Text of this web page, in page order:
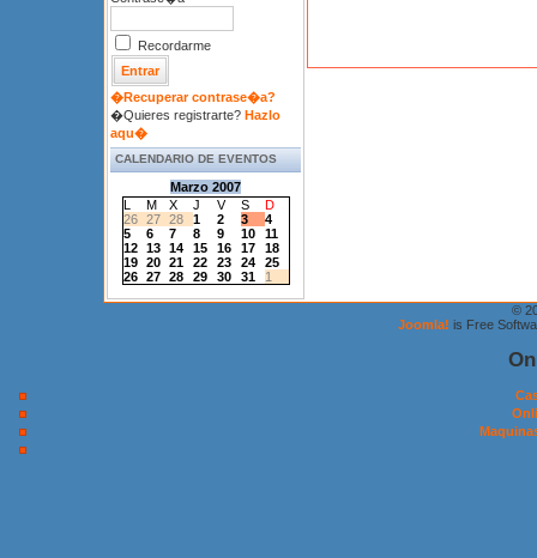
Recordarme
�Recuperar contrase�a?
�Quieres registrarte? Hazlo
aqu�
CALENDARIO DE EVENTOS
Marzo 2007
L
M X J V S
D
26
27 28 1 2 3
4
5
6 7 8 9 10
11
12
13 14 15 16 17
18
19
20 21 22 23 24
25
26
27 28 29 30 31 1
©
Joomla! is Free